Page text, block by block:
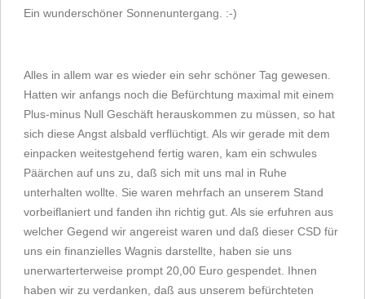
Ein wunderschöner Sonnenuntergang. :-)
Alles in allem war es wieder ein sehr schöner Tag gewesen.
Hatten wir anfangs noch die Befürchtung maximal mit einem
Plus-minus Null Geschäft herauskommen zu müssen, so hat
sich diese Angst alsbald verflüchtigt. Als wir gerade mit dem
einpacken weitestgehend fertig waren, kam ein schwules
Päärchen auf uns zu, daß sich mit uns mal in Ruhe
unterhalten wollte. Sie waren mehrfach an unserem Stand
vorbeiflaniert und fanden ihn richtig gut. Als sie erfuhren aus
welcher Gegend wir angereist waren und daß dieser CSD für
uns ein finanzielles Wagnis darstellte, haben sie uns
unerwarterterweise prompt 20,00 Euro gespendet. Ihnen
haben wir zu verdanken, daß aus unserem befürchteten